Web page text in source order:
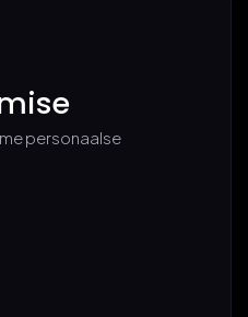
personaalse